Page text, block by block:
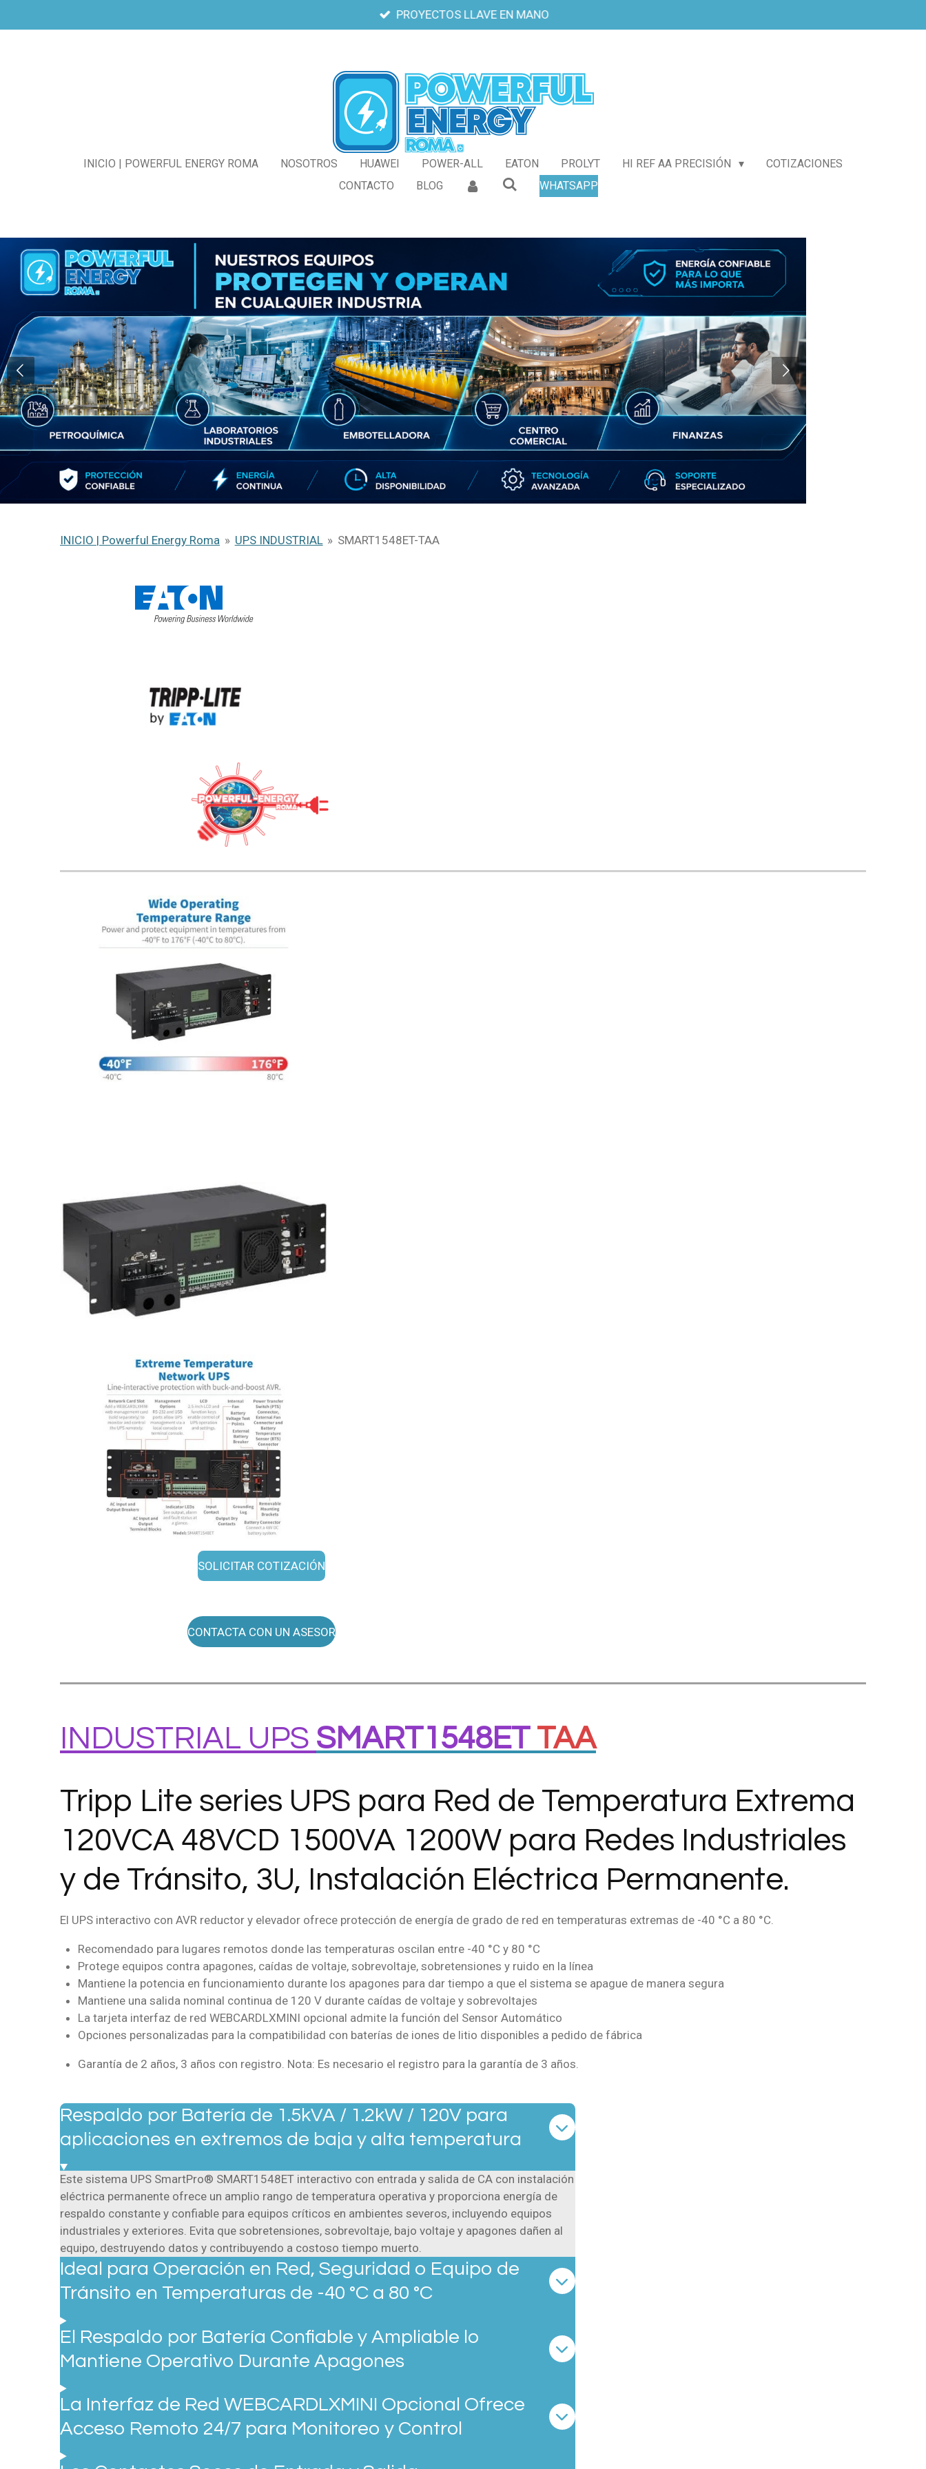
al
PROYECTOS LLAVE EN MANO
INICIO | POWERFUL ENERGY ROMA NOSOTROS HUAWEI POWER-ALL EATON PROLYT HI REF AA PRECISIÓN
COTIZACIONES
CONTACTO
BLOG WHATSAPP
INICIO | Powerful Energy Roma » UPS INDUSTRIAL » SMART1548ET-TAA
SOLICITAR COTIZACIÓN
CONTACTA CON UN ASESOR
INDUSTRIAL UPS SMART1548ET TAA
Tripp Lite series UPS para Red de Temperatura Extrema
120VCA 48VCD 1500VA 1200W para Redes Industriales
y de Tránsito, 3U, Instalación Eléctrica Permanente.
El UPS interactivo con AVR reductor y elevador ofrece protección de energía de grado de red en temperaturas extremas de -40 °C a 80 °C.
Recomendado para lugares remotos donde las temperaturas oscilan entre -40 °C y 80 °C
Protege equipos contra apagones, caídas de voltaje, sobrevoltaje, sobretensiones y ruido en la línea
Mantiene la potencia en funcionamiento durante los apagones para dar tiempo a que el sistema se apague de manera segura
Mantiene una salida nominal continua de 120 V durante caídas de voltaje y sobrevoltajes
La tarjeta interfaz de red WEBCARDLXMINI opcional admite la función del Sensor Automático
Opciones personalizadas para la compatibilidad con baterías de iones de litio disponibles a pedido de fábrica
Garantía de 2 años, 3 años con registro. Nota: Es necesario el registro para la garantía de 3 años.
Respaldo por Batería de 1.5kVA / 1.2kW / 120V para
aplicaciones en extremos de baja y alta temperatura
Este sistema UPS SmartPro® SMART1548ET interactivo con entrada y salida de CA con instalación
eléctrica permanente ofrece un amplio rango de temperatura operativa y proporciona energía de
respaldo constante y confiable para equipos críticos en ambientes severos, incluyendo equipos
industriales y exteriores. Evita que sobretensiones, sobrevoltaje, bajo voltaje y apagones dañen al
equipo, destruyendo datos y contribuyendo a costoso tiempo muerto.
Ideal para Operación en Red, Seguridad o Equipo de
Tránsito en Temperaturas de -40 °C a 80 °C
El Respaldo por Batería Confiable y Ampliable lo
Mantiene Operativo Durante Apagones
La Interfaz de Red WEBCARDLXMINI Opcional Ofrece
Acceso Remoto 24/7 para Monitoreo y Control